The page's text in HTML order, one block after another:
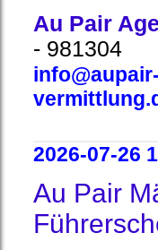
Au Pair
- 981304
2026-07-26
Au Pair